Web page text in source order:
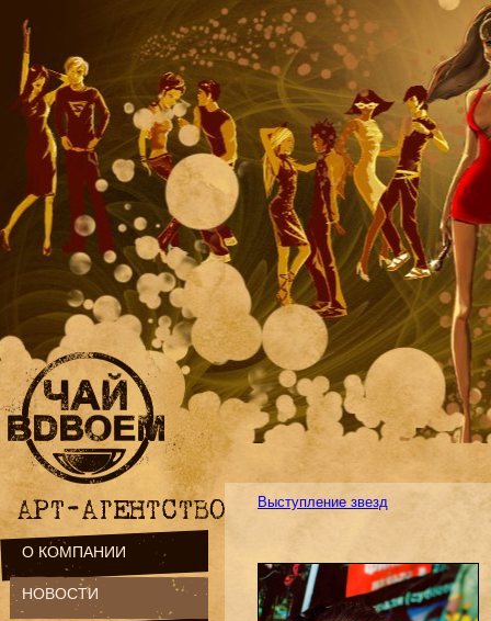
Выступление звезд
О КОМПАНИИ
НОВОСТИ